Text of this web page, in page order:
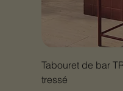
Tabouret de bar
tressé